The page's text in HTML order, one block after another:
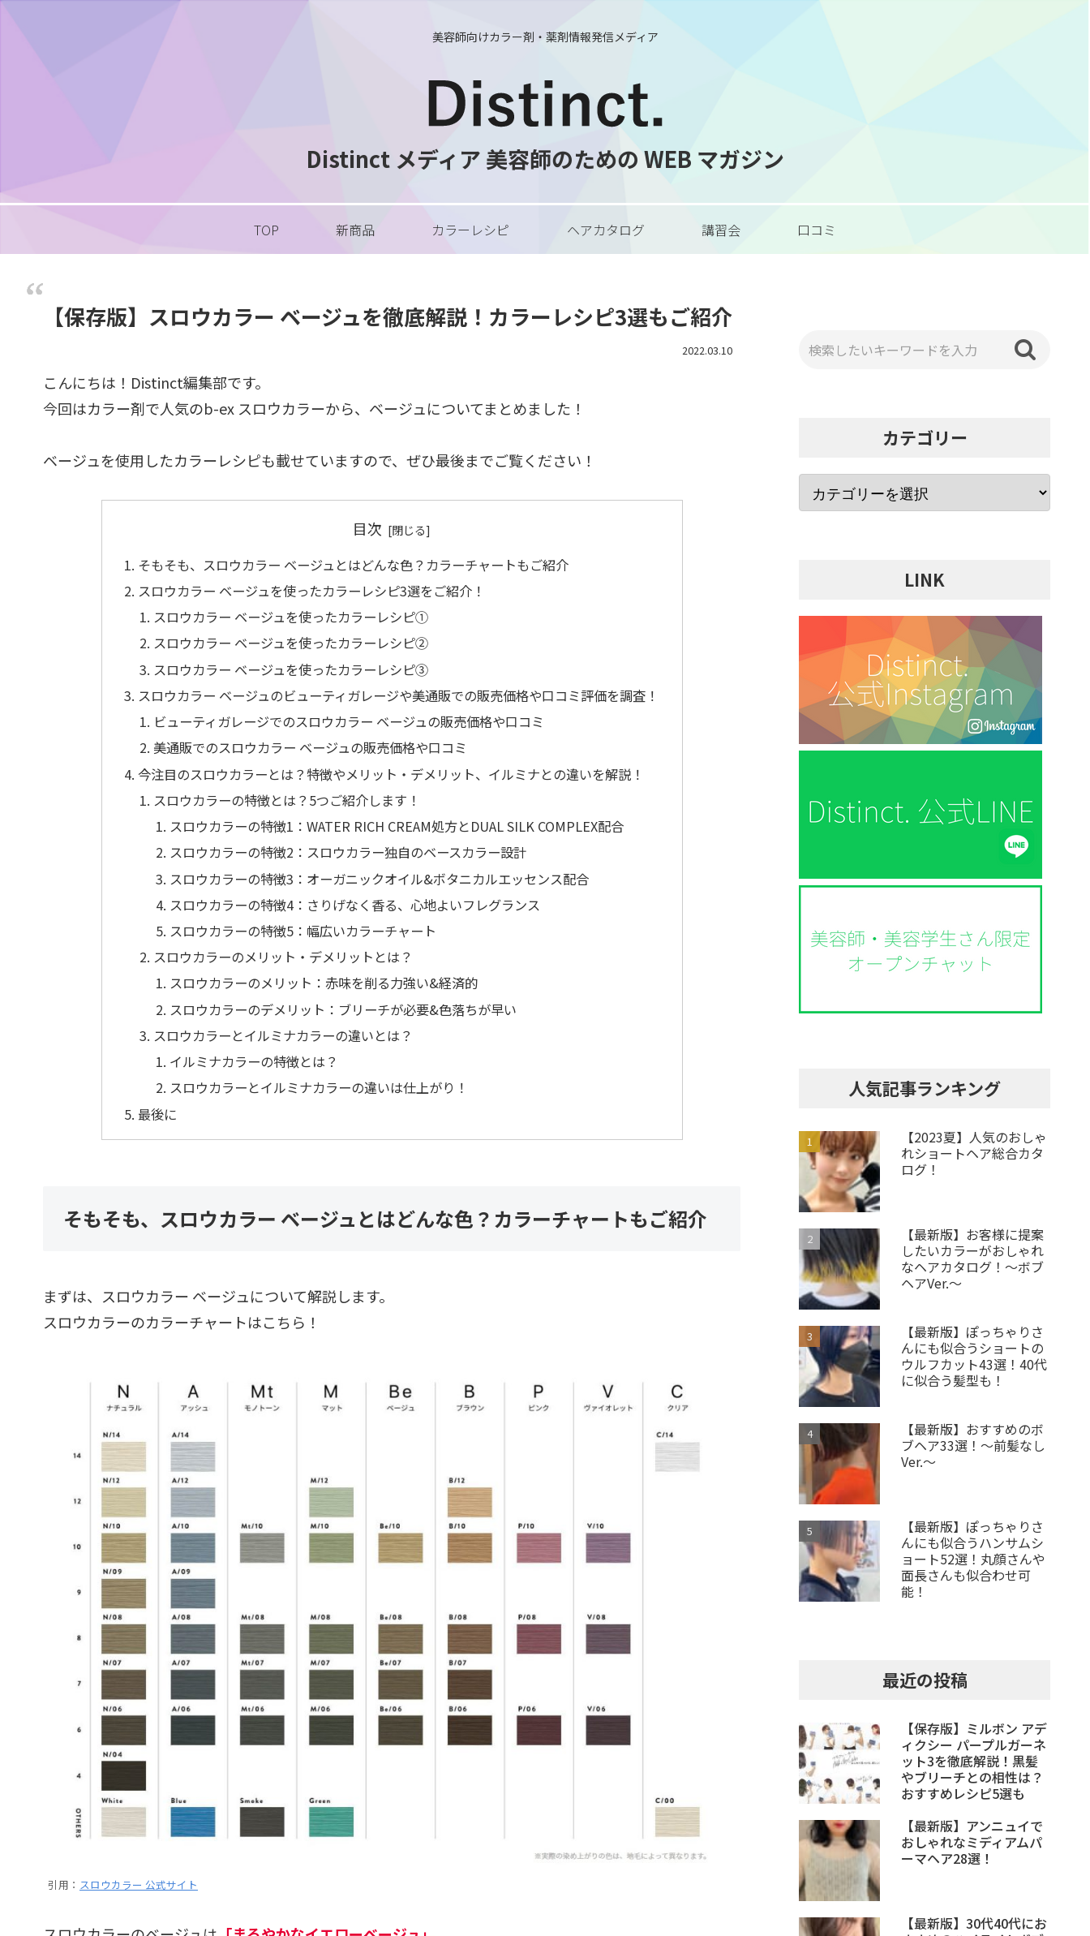
美容師向けカラー剤・薬剤情報発信メディア
Distinct メディア 美容師のための WEB マガジン
TOP 新商品 カラーレシピ ヘアカタログ 講習会 口コミ
【保存版】スロウカラー ベージュを徹底解説！カラーレシピ3選もご紹介
2022.03.10
こんにちは！Distinct編集部です。
今回はカラー剤で人気のb-ex スロウカラーから、ベージュについてまとめました！
ベージュを使用したカラーレシピも載せていますので、ぜひ最後までご覧ください！
目次
そもそも、スロウカラー ベージュとはどんな色？カラーチャートもご紹介
スロウカラー ベージュを使ったカラーレシピ3選をご紹介！
スロウカラー ベージュを使ったカラーレシピ①
スロウカラー ベージュを使ったカラーレシピ②
スロウカラー ベージュを使ったカラーレシピ③
スロウカラー ベージュのビューティガレージや美通販での販売価格や口コミ評価を調査！
ビューティガレージでのスロウカラー ベージュの販売価格や口コミ
美通販でのスロウカラー ベージュの販売価格や口コミ
今注目のスロウカラーとは？特徴やメリット・デメリット、イルミナとの違いを解説！
スロウカラーの特徴とは？5つご紹介します！
スロウカラーの特徴1：WATER RICH CREAM処方とDUAL SILK COMPLEX配合
スロウカラーの特徴2：スロウカラー独自のベースカラー設計
スロウカラーの特徴3：オーガニックオイル&ボタニカルエッセンス配合
スロウカラーの特徴4：さりげなく香る、心地よいフレグランス
スロウカラーの特徴5：幅広いカラーチャート
スロウカラーのメリット・デメリットとは？
スロウカラーのメリット：赤味を削る力強い&経済的
スロウカラーのデメリット：ブリーチが必要&色落ちが早い
スロウカラーとイルミナカラーの違いとは？
イルミナカラーの特徴とは？
スロウカラーとイルミナカラーの違いは仕上がり！
最後に
そもそも、スロウカラー ベージュとはどんな色？カラーチャートもご紹介
まずは、スロウカラー ベージュについて解説します。
スロウカラーのカラーチャートはこちら！
引用： スロウカラー 公式サイト
カテゴリー
LINK
人気記事ランキング
【2023夏】人気のおしゃ
れショートヘア総合カタ
ログ！
【最新版】お客様に提案
したいカラーがおしゃれ
なヘアカタログ！～ボブ
ヘアVer.～
【最新版】ぽっちゃりさ
んにも似合うショートの
ウルフカット43選！40代
に似合う髪型も！
【最新版】おすすめのボ
ブヘア33選！～前髪なし
Ver.～
【最新版】ぽっちゃりさ
んにも似合うハンサムシ
ョート52選！丸顔さんや
面長さんも似合わせ可
能！
最近の投稿
【保存版】ミルボン アデ
ィクシー パープルガーネ
ット3を徹底解説！黒髪
やブリーチとの相性は？
おすすめレシピ5選も
【最新版】アンニュイで
おしゃれなミディアムパ
ーマヘア28選！
【最新版】30代40代にお